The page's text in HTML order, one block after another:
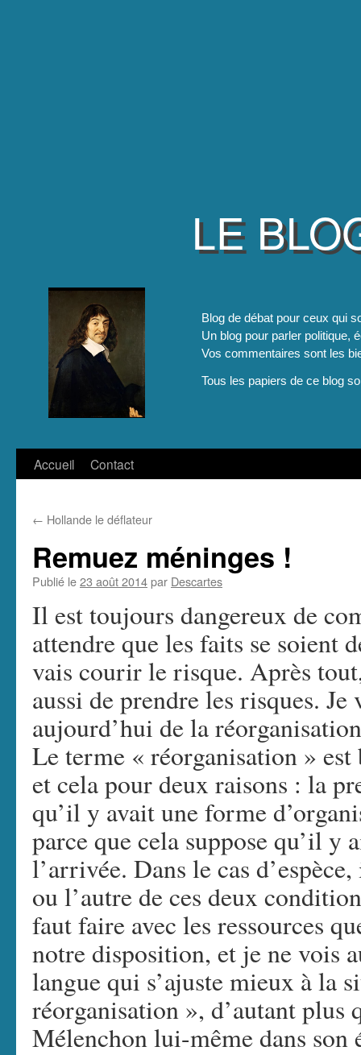
LE
Blog de débat pour ceux qui
Un blog pour parler politique,
Vos commentaires sont les
Tous les papiers de ce blog
Aller
contenu
Accueil Contact
← Hollande le déflateur
Remuez méninges !
Publié le23 août 2014par Descartes
Il est toujours dangereux de
attendre que les faits se soient
vais courir le risque. Après
aussi de prendre les risques.
aujourd’hui de la
Le terme « réorganisation »
et cela pour deux raisons : la
qu’il y avait une forme
parce que cela suppose qu’il y
l’arrivée. Dans le cas
ou l’autre de ces deux
faut faire avec les ressources
notre disposition, et je ne vois
langue qui s’ajuste mieux à la
réorganisation », d’autant plus
Mélenchon lui-même dans son